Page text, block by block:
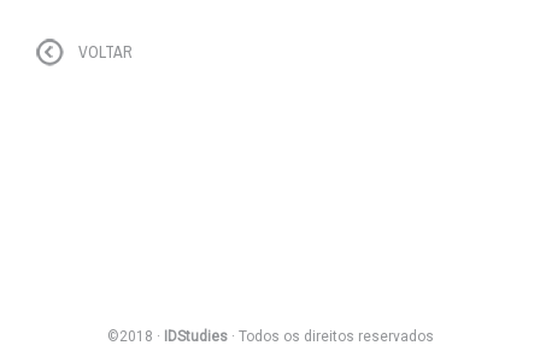
VOLTAR
©2018 · IDStudies· Todos os direitos reservados